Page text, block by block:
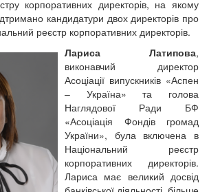
корпоративних директорів, на якому
кандидатури двох директорів про
реєстр корпоративних директорів.
Лариса Латипова,
виконавчий директор
Асоціації випускників «Аспен
– Україна» та голова
Наглядової Ради БФ
«Асоціація Фондів громад
України», була включена в
Національний реєстр
корпоративних директорів.
Лариса має великий досвід